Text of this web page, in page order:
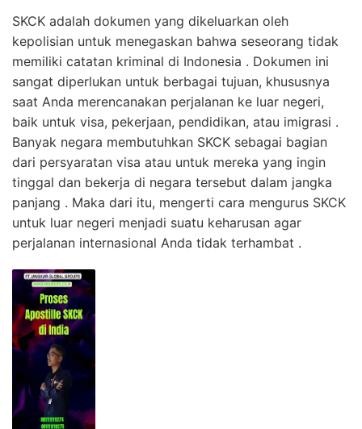
SKCK adalah dokumen yang dikeluarkan oleh
kepolisian untuk menegaskan bahwa seseorang tidak
memiliki catatan kriminal di Indonesia . Dokumen ini
sangat diperlukan untuk berbagai tujuan, khususnya
saat Anda merencanakan perjalanan ke luar negeri,
baik untuk visa, pekerjaan, pendidikan, atau imigrasi .
Banyak negara membutuhkan SKCK sebagai bagian
dari persyaratan visa atau untuk mereka yang ingin
tinggal dan bekerja di negara tersebut dalam jangka
panjang . Maka dari itu, mengerti cara mengurus SKCK
untuk luar negeri menjadi suatu keharusan agar
perjalanan internasional Anda tidak terhambat .